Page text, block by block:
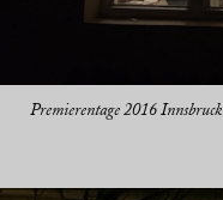
Premierentage 2016